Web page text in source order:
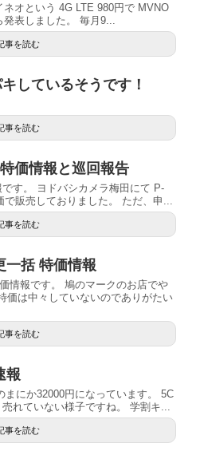
オという 4G LTE 980円で MVNO
表しました。 毎月9...
事を読む
しているそうです！
事を読む
価情報と巡回報告
す。 ヨドバシカメラ梅田にて P-
売しておりました。 ただ、申...
事を読む
一括 特価情報
情報です。 鳩のマークのお店でや
価は中々していないのでありがたい
事を読む
報
にか32000円になっています。 5C
れていない様子ですね。 学割キ...
事を読む